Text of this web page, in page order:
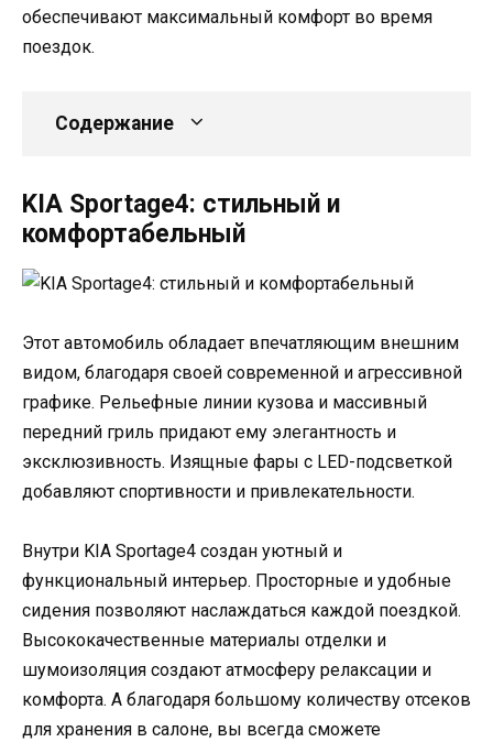
обеспечивают максимальный комфорт во время
поездок.
Содержание
KIA Sportage4: стильный и
комфортабельный
Этот автомобиль обладает впечатляющим внешним
видом, благодаря своей современной и агрессивной
графике. Рельефные линии кузова и массивный
передний гриль придают ему элегантность и
эксклюзивность. Изящные фары с LED-подсветкой
добавляют спортивности и привлекательности.
Внутри KIA Sportage4 создан уютный и
функциональный интерьер. Просторные и удобные
сидения позволяют наслаждаться каждой поездкой.
Высококачественные материалы отделки и
шумоизоляция создают атмосферу релаксации и
комфорта. А благодаря большому количеству отсеков
для хранения в салоне, вы всегда сможете